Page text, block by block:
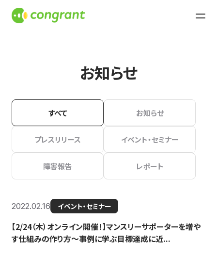
お知らせ
すべて お知らせ
プレスリリース イベント・セミナー
障害報告 レポート
2022.02.16 イベント・セミナー
【2/24（木）オンライン開催！】マンスリーサポーターを増や
す仕組みの作り方〜事例に学ぶ目標達成に近...